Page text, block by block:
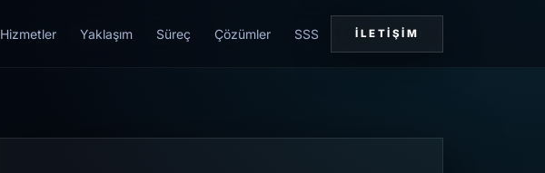
Hizmetler Yaklaşım Süreç Çözümler SSS İLETIŞIM